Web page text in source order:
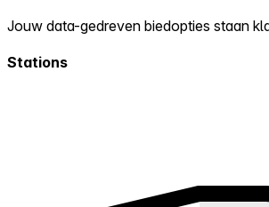
Jouw data-gedreven biedopties staan
Stations